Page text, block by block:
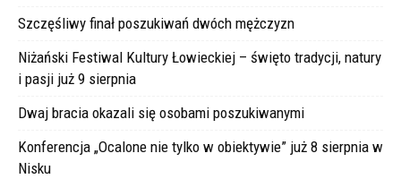
Szczęśliwy finał poszukiwań dwóch mężczyzn
Niżański Festiwal Kultury Łowieckiej – święto tradycji, natury
i pasji już 9 sierpnia
Dwaj bracia okazali się osobami poszukiwanymi
Konferencja „Ocalone nie tylko w obiektywie” już 8 sierpnia w
Nisku